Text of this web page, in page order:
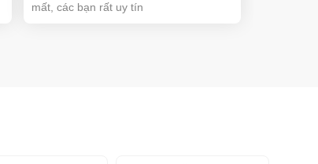
mất, các bạn rất uy tín